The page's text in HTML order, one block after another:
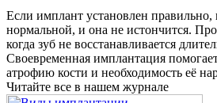
Если имплант установлен правильно,
нормальной, и она не истончится.
когда зуб не восстанавливается
Своевременная имплантация
атрофию кости и необходимость её
Читайте все в нашем журнале